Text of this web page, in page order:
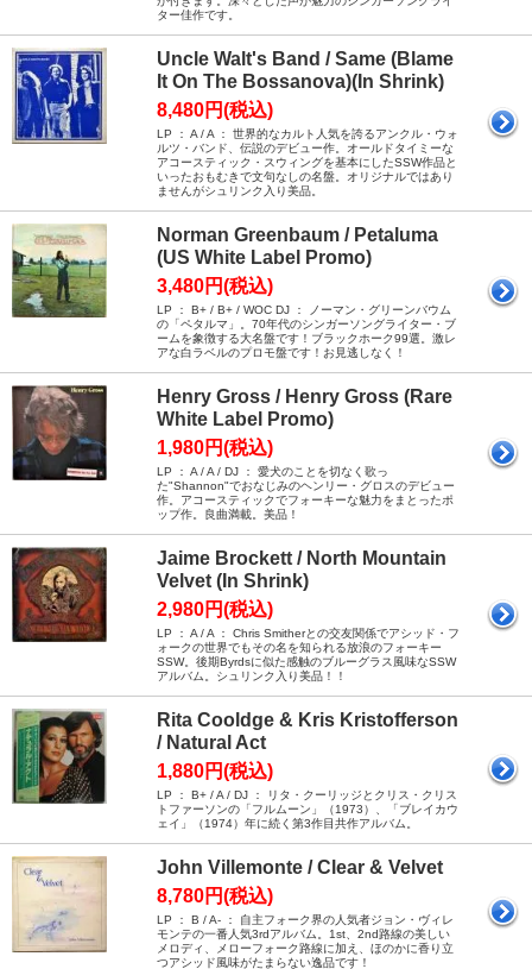
ター佳作です。
Uncle Walt's Band / Same (Blame
It On The Bossanova)(In Shrink)
8,480円(税込)
LP ： A / A ： 世界的なカルト人気を誇るアンクル・ウォ
ルツ・バンド、伝説のデビュー作。オールドタイミーな
アコースティック・スウィングを基本にしたSSW作品と
いったおもむきで文句なしの名盤。オリジナルではあり
ませんがシュリンク入り美品。
Norman Greenbaum / Petaluma
(US White Label Promo)
3,480円(税込)
LP ： B+ / B+ / WOC DJ ： ノーマン・グリーンバウム
の「ペタルマ」。70年代のシンガーソングライター・ブ
ームを象徴する大名盤です！ブラックホーク99選。激レ
アな白ラベルのプロモ盤です！お見逃しなく！
Henry Gross / Henry Gross (Rare
White Label Promo)
1,980円(税込)
LP ： A / A / DJ ： 愛犬のことを切なく歌っ
た"Shannon"でおなじみのヘンリー・グロスのデビュー
作。アコースティックでフォーキーな魅力をまとったポ
ップ作。良曲満載。美品！
Jaime Brockett / North Mountain
Velvet (In Shrink)
2,980円(税込)
LP ： A / A ： Chris Smitherとの交友関係でアシッド・フ
ォークの世界でもその名を知られる放浪のフォーキー
SSW。後期Byrdsに似た感触のブルーグラス風味なSSW
アルバム。シュリンク入り美品！！
Rita Cooldge & Kris Kristofferson
/ Natural Act
1,880円(税込)
LP ： B+ / A / DJ ： リタ・クーリッジとクリス・クリス
トファーソンの「フルムーン」（1973）、「ブレイカウ
ェイ」（1974）年に続く第3作目共作アルバム。
John Villemonte / Clear & Velvet
8,780円(税込)
LP ： B / A- ： 自主フォーク界の人気者ジョン・ヴィレ
モンテの一番人気3rdアルバム。1st、2nd路線の美しい
メロディ、メローフォーク路線に加え、ほのかに香り立
つアシッド風味がたまらない逸品です！